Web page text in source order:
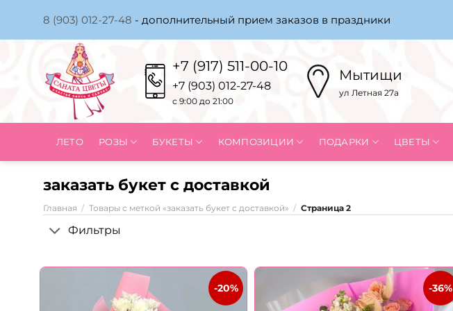
content
8 (903) 012-27-48 - дополнительный прием заказов в праздники
+7 (917) 511-00-10
+7 (903) 012-27-48
с 9:00 до 21:00
Мытищи
ул Летная 27а
ЛЕТО РОЗЫ БУКЕТЫ КОМПОЗИЦИИ ПОДАРКИ ЦВЕТЫ
заказать букет с доставкой
Главная / Товары с меткой «заказать букет с доставкой» / Страница 2
Фильтры
-20% -36%